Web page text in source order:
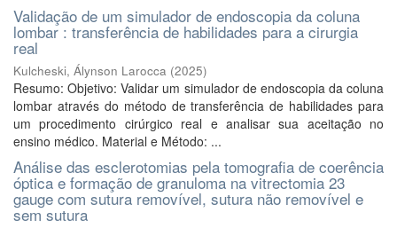
Validação de um simulador de endoscopia da coluna
lombar : transferência de habilidades para a cirurgia
real
Kulcheski, Álynson Larocca (2025)
Resumo: Objetivo: Validar um simulador de endoscopia da coluna
lombar através do método de transferência de habilidades para
um procedimento cirúrgico real e analisar sua aceitação no
ensino médico. Material e Método: ...
Análise das esclerotomias pela tomografia de coerência
óptica e formação de granuloma na vitrectomia 23
gauge com sutura removível, sutura não removível e
sem sutura